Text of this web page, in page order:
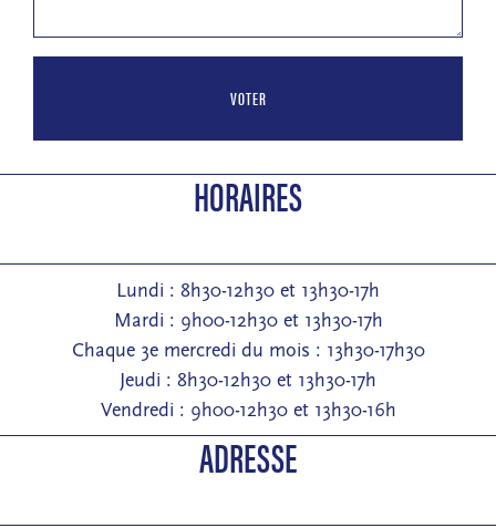
VOTER
HORAIRES
Lundi : 8h30-12h30 et 13h30-17h
Mardi : 9h00-12h30 et 13h30-17h
Chaque 3e mercredi du mois : 13h30-17h30
Jeudi : 8h30-12h30 et 13h30-17h
Vendredi : 9h00-12h30 et 13h30-16h
ADRESSE